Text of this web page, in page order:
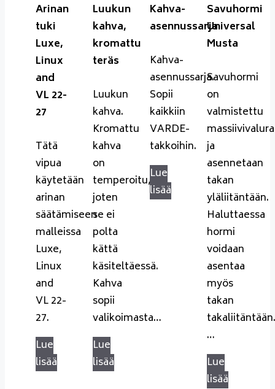
Arinan
tuki
Luxe,
Linux
and
VL 22-
27
Tätä
vipua
käytetään
arinan
säätämiseen
malleissa
Luxe,
Linux
and
VL 22-
27.
Lue
lisää
Luukun
kahva,
kromattu
teräs
Luukun
kahva.
Kromattu
kahva
on
temperoitu,
joten
se ei
polta
kättä
käsiteltäessä.
Kahva
sopii
valikoimasta…
Lue
lisää
Kahva-
asennussarja
Kahva-
asennussarja.
Sopii
kaikkiin
VARDE-
takkoihin.
Lue
lisää
Savuhormi
Universal
Musta
Savuhormi
on
valmistettu
ja
asennetaan
takan
yläliitäntään.
Haluttaessa
hormi
voidaan
asentaa
myös
takan
takaliitäntään.
…
Lue
lisää